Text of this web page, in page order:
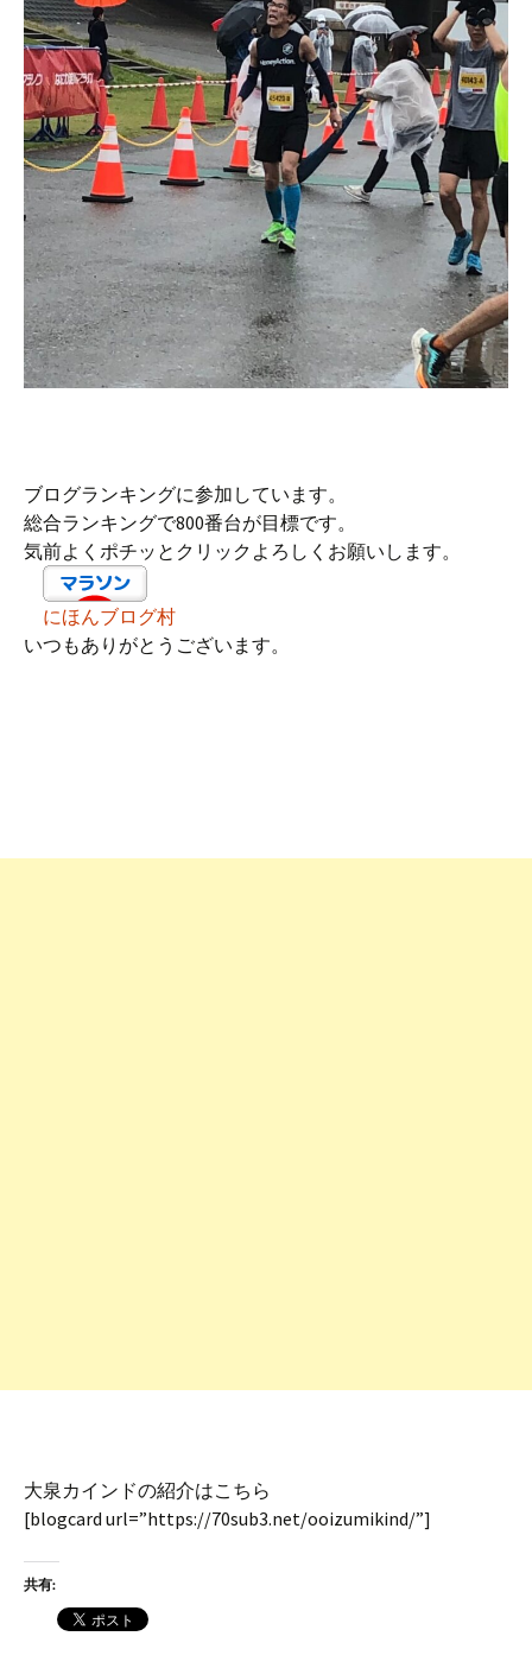
ブログランキングに参加しています。
総合ランキングで800番台が目標です。
気前よくポチッとクリックよろしくお願いします。
にほんブログ村
いつもありがとうございます。
大泉カインドの紹介はこちら
[blogcard url=”https://70sub3.net/ooizumikind/”]
共有: